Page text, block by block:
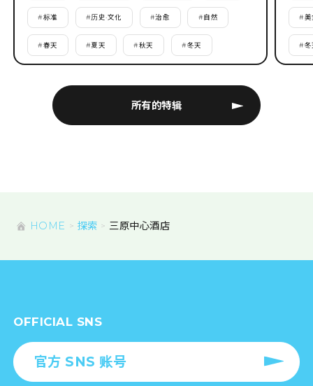
所有的特辑
#标准 #历史·文化 #治愈 #自然
#春天 #夏天 #秋天 #冬天
#美
#冬
HOME 探索 三原中心酒店
OFFICIAL SNS
官方 SNS 账号